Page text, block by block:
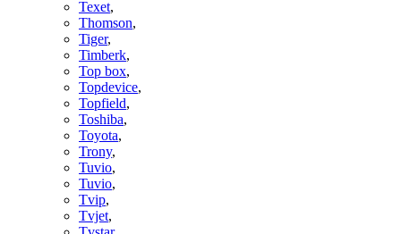
Texet,
Thomson,
Tiger,
Timberk,
Top box,
Topdevice,
Topfield,
Toshiba,
Toyota,
Trony,
Tuvio,
Tuvio,
Tvip,
Tvjet,